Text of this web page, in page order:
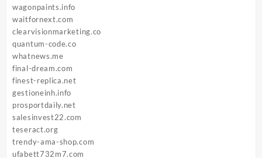
wagonpaints.info
waitfornext.com
clearvisionmarketing.co
quantum-code.co
whatnews.me
final-dream.com
finest-replica.net
gestioneinh.info
prosportdaily.net
salesinvest22.com
teseract.org
trendy-ama-shop.com
ufabett732m7.com